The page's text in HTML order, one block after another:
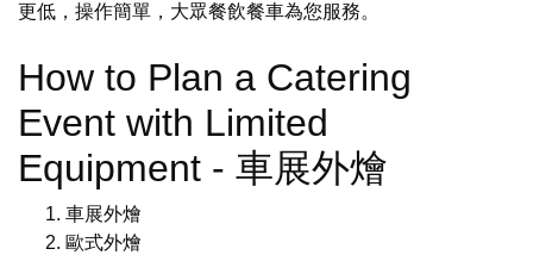
更低，操作簡單，大眾餐飲餐車為您服務。
How to Plan a Catering
Event with Limited
Equipment - 車展外燴
車展外燴
歐式外燴